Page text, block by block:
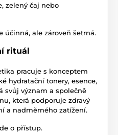
zelený čaj nebo
účinná, ale zároveň šetrná.
rituál
pracuje s konceptem
hydratační tonery, esence,
svůj význam a společně
která podporuje zdravý
a nadměrného zatížení.
o přístup.